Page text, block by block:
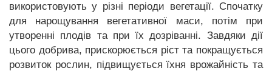
використовують у різні періоди вегетації. Спочатку
для нарощування вегетативної маси, потім при
утворенні плодів та при їх дозріванні. Завдяки дії
цього добрива, прискорюється ріст та покращується
розвиток рослин, підвищується їхня врожайність та